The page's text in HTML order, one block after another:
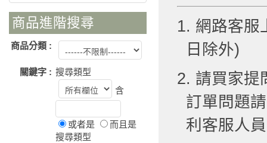
商品進階搜尋
商品分類 :
關鍵字 : 搜尋類型
含
或者是
而且是
搜尋類型
1. 網路客服
日除外)
2. 請買家提
訂單問題
利客服人